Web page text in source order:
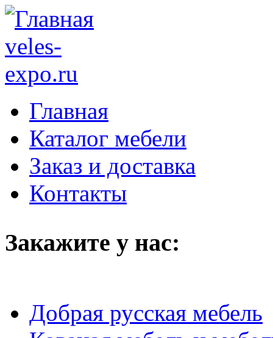
Главная
Каталог мебели
Заказ и доставка
Контакты
Закажите у нас:
Добрая русская мебель